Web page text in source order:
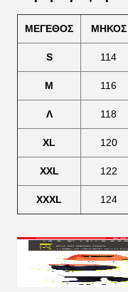
ΜΕΓΕΘΟΣ ΜΗΚΟΣ
S 114
Μ 116
Λ 118
XL 120
XXL 122
XXXL 124